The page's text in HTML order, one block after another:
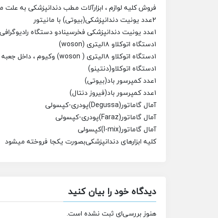
فروش کلیه لوازم ، ابزارآلات مطب دندانپزشکی به علت
۲عدد یونیت دندانپزشکی(بیوتی) با مانیتور
۱عدد یونیت دندانپزشکی فخرسینا
دو دستگاه رادیوگرافی
۱دستگاه اتوکلاو ۱۸لیتری (woson)
۱دستگاه اتوکلاو ۱۸لیتری ( woson) وکیوم ، داخل جعبه
۱دستگاه اتوکلاو(دنتینو)
۱عدد کمپرسور باد(بیوتی)
۱عدد کمپرسور باد(فیروز دنتال)
آمال گاماتور(Degussa)پودری-کپسولی
آمال گاماتور(Faraz)پودری-کپسولی
آمال گاماتور(I-mix)کپسولی
کلیه ابزارهای دندانپزشکیبصورت یکجا فروخته میشود
دیدگاه خود را بیان کنید
هنوز بررسی‌ای ثبت نشده است.